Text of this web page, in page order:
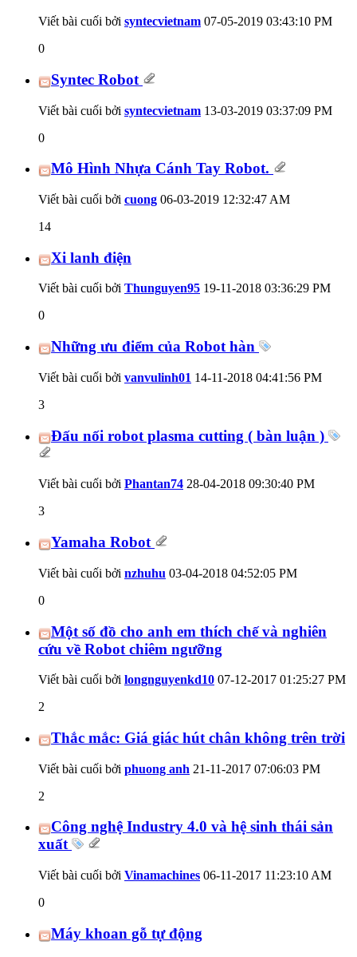
Viết bài cuối bởi syntecvietnam 07-05-2019 03:43:10 PM
0
Syntec Robot
Viết bài cuối bởi syntecvietnam 13-03-2019 03:37:09 PM
0
Mô Hình Nhựa Cánh Tay Robot.
Viết bài cuối bởi cuong 06-03-2019 12:32:47 AM
14
Xi lanh điện
Viết bài cuối bởi Thunguyen95 19-11-2018 03:36:29 PM
0
Những ưu điểm của Robot hàn
Viết bài cuối bởi vanvulinh01 14-11-2018 04:41:56 PM
3
Đấu nối robot plasma cutting ( bàn luận )
Viết bài cuối bởi Phantan74 28-04-2018 09:30:40 PM
3
Yamaha Robot
Viết bài cuối bởi nzhuhu 03-04-2018 04:52:05 PM
0
Một số đồ cho anh em thích chế và nghiên
cứu về Robot chiêm ngưỡng
Viết bài cuối bởi longnguyenkd10 07-12-2017 01:25:27 PM
2
Thắc mắc: Giá giác hút chân không trên trời
Viết bài cuối bởi phuong anh 21-11-2017 07:06:03 PM
2
Công nghệ Industry 4.0 và hệ sinh thái sản
xuất
Viết bài cuối bởi Vinamachines 06-11-2017 11:23:10 AM
0
Máy khoan gỗ tự động